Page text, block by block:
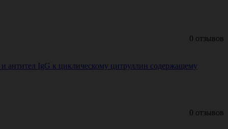
0 отзывов
антител IgG к циклическому цитруллин содержащему
0 отзывов